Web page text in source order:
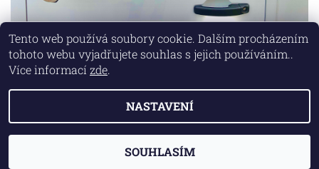
Lokality Marketing zajišťuje společnost X-VISION
2026 © AUTO MD, všechna práva vyhrazena
Vytvořil Shoptet
Tento web používá soubory cookie. Dalším procházením
tohoto webu vyjadřujete souhlas s jejich používáním..
Více informací zde.
NASTAVENÍ
SOUHLASÍM